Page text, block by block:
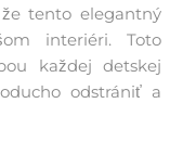
tento elegantný
interiéri. Toto
každej detskej
odstrániť a